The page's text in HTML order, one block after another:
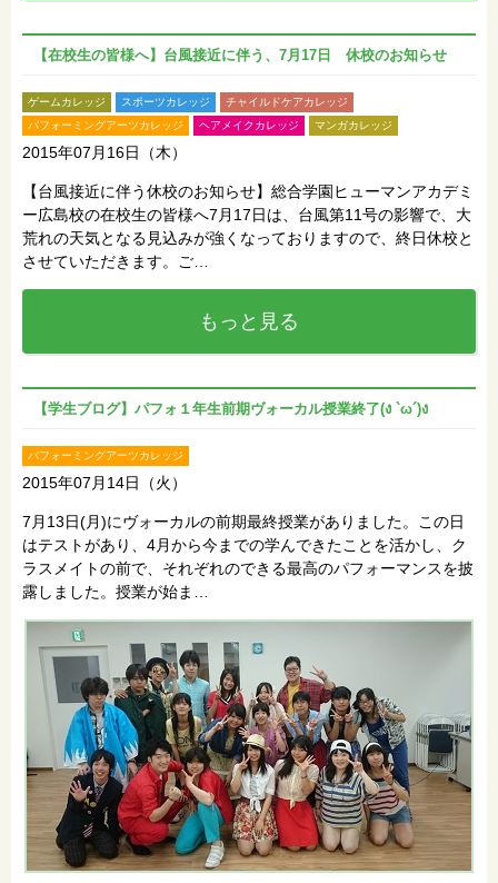
【在校生の皆様へ】台風接近に伴う、7月17日 休校のお知らせ
ゲームカレッジ スポーツカレッジ
チャイルドケアカレッジ
パフォーミングアーツカレッジ
ヘアメイクカレッジ マンガカレッジ
2015年07月16日（木）
【台風接近に伴う休校のお知らせ】総合学園ヒューマンアカデミ
ー広島校の在校生の皆様へ7月17日は、台風第11号の影響で、大
荒れの天気となる見込みが強くなっておりますので、終日休校と
させていただきます。ご…
もっと見る
【学生ブログ】パフォ１年生前期ヴォーカル授業終了(ง `ω´)ง
パフォーミングアーツカレッジ
2015年07月14日（火）
7月13日(月)にヴォーカルの前期最終授業がありました。この日
はテストがあり、4月から今までの学んできたことを活かし、ク
ラスメイトの前で、それぞれのできる最高のパフォーマンスを披
露しました。授業が始ま…